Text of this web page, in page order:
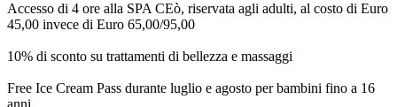
Accesso di 4 ore alla SPA CEò, riservata agli adulti, al costo di Euro
45,00 invece di Euro 65,00/95,00
10% di sconto su trattamenti di bellezza e massaggi
Free Ice Cream Pass durante luglio e agosto per bambini fino a 16
anni